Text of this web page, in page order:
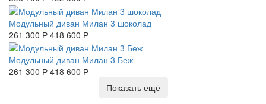
Модульный диван Милан 3 шоколад
261 300 Р 418 600 Р
Модульный диван Милан 3 Беж
261 300 Р 418 600 Р
Показать ещё